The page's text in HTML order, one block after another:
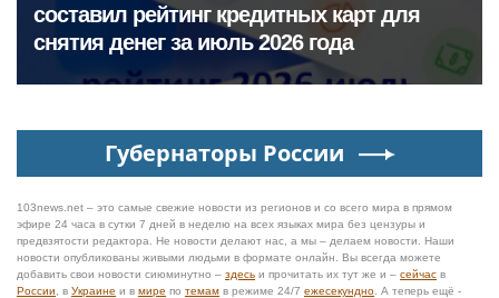
составил рейтинг кредитных карт для
снятия денег за июль 2026 года
Губернаторы России
103news.net – это самые свежие новости из регионов и со всего мира в прямом
эфире 24 часа в сутки 7 дней в неделю на всех языках мира без цензуры и
предвзятости редактора. Не новости делают нас, а мы – делаем новости. Наши
новости опубликованы живыми людьми в формате онлайн. Вы всегда можете
добавить свои новости сиюминутно – здесь и прочитать их тут же и – сейчас в
России , в Украине и в мире по темам в режиме 24/7 ежесекундно . А теперь ещё -